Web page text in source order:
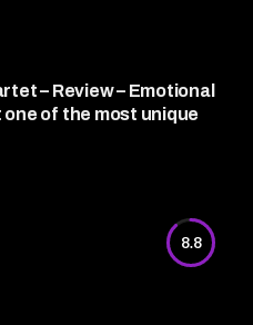
– Review – Emotional
of the most unique
8.8